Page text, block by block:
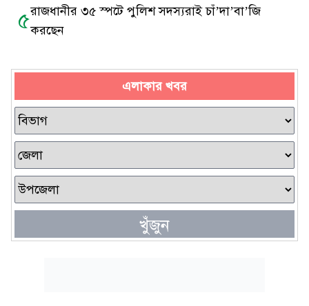
৫রাজধানীর ৩৫ স্পটে পুলিশ সদস্যরাই চাঁ’দা’বা’জি
করছেন
এলাকার খবর
খুঁজুন